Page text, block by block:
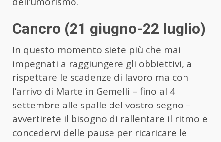
Cancro (21 giugno-22 luglio)
In questo momento siete più che mai
impegnati a raggiungere gli obbiettivi, a
rispettare le scadenze di lavoro ma con
l’arrivo di Marte in Gemelli – fino al 4
settembre alle spalle del vostro segno –
avvertirete il bisogno di rallentare il ritmo e
concedervi delle pause per ricaricare le